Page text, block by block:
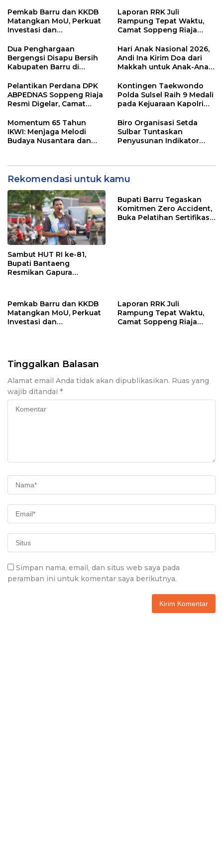
Pemkab Barru dan KKDB
Matangkan MoU, Perkuat
Investasi dan
Laporan RRK Juli
Rampung Tepat Waktu,
Camat Soppeng Riaja
dan Kelurahan
Dua Penghargaan
Bergengsi Disapu Bersih
Kabupaten Barru di
Hari Anak Nasional 2026,
Andi Ina Kirim Doa dari
Makkah untuk Anak-Anak
Pelantikan Perdana DPK
ABPEDNAS Soppeng Riaja
Resmi Digelar, Camat
Wujudkan Desa Maju
Kontingen Taekwondo
Polda Sulsel Raih 9 Medali
pada Kejuaraan Kapolri
Momentum 65 Tahun
IKWI: Menjaga Melodi
Budaya Nusantara dan
Biro Organisasi Setda
Sulbar Tuntaskan
Penyusunan Indikator
Rekomendasi untuk kamu
Sambut HUT RI ke-81,
Bupati Bantaeng
Resmikan Gapura
Bupati Barru Tegaskan
Komitmen Zero Accident,
Buka Pelatihan Sertifikasi
Pemkab Barru dan KKDB
Matangkan MoU, Perkuat
Investasi dan
Laporan RRK Juli
Rampung Tepat Waktu,
Camat Soppeng Riaja
Tinggalkan Balasan
Alamat email Anda tidak akan dipublikasikan. Ruas yang
wajib ditandai *
Simpan nama, email, dan situs web saya pada
peramban ini untuk komentar saya berikutnya.